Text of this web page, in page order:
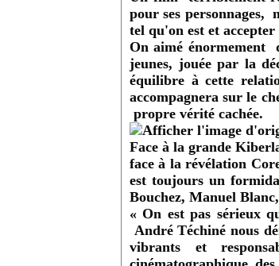
pour ses personnages,
tel qu'on est et
On aimé énormement
jeunes, jouée par la
équilibre à cette
accompagnera sur le
propre vérité cachée.
Face à la grande
face à la révélation
est toujours un
Bouchez, Manuel
« On est pas sérieux
André Téchiné nous
vibrants et